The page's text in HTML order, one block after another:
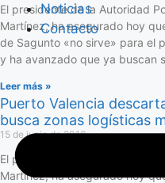
Noticias
Contacto
El presidente de la Autoridad
Martínez, ha asegurado hoy
de Sagunto «no sirve» para el
y ha avanzado que ya buscan
Leer más »
Puerto Valencia
busca zonas logísticas
15 de junio de 2016
El presidente de la Autoridad
Martínez, ha asegurado hoy